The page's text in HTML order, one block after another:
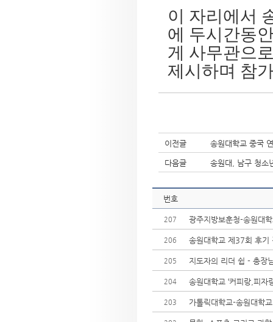
이 자리에서
에 두시간동
게 사무관으
제시하며 참
이전글 송원대학교 중국
다음글 송원대, 남구 청소
번호
207 광주지방보훈청-송원대
206 송원대학교 제37회 후기
205 지도자의 리더 쉽 - 총장
204 송원대학교 ‘커피랑,피자
203 가톨릭대학교-송원대학